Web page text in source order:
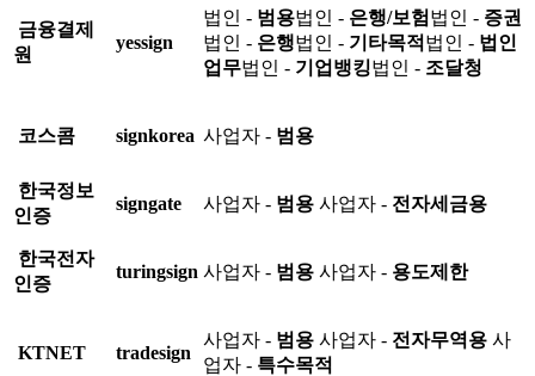
금융결제
원
yessign
법인 - 범용법인 - 은행/보험 법인 - 증권
법인 - 은행법인 - 기타목적 법인 - 법인
업무법인 - 기업뱅킹법인 - 조달청
코스콤 signkorea 사업자 - 범용
한국정보
인증
signgate 사업자 - 범용 사업자 - 전자세금용
한국전자
인증
turingsign 사업자 - 범용 사업자 - 용도제한
KTNET tradesign
사업자 - 범용 사업자 - 전자무역용 사
업자 - 특수목적